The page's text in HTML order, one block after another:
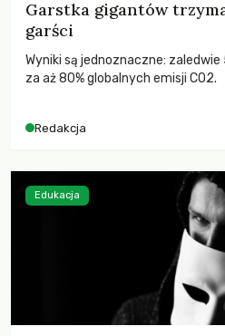
Garstka gigantów
garści
Wyniki są jednoznaczne:
za aż 80% globalnych emisji CO2.
Redakcja
Edukacja